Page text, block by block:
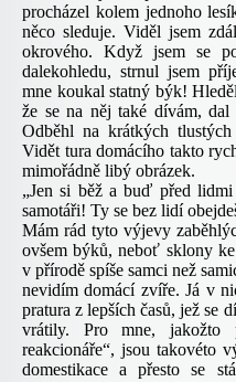
procházel kolem jednoho
něco sleduje. Viděl jsem
okrového. Když jsem se
dalekohledu, strnul jsem
mne koukal statný býk!
že se na něj také dívám,
Odběhl na krátkých
Vidět tura domácího takto
mimořádně libý obrázek.
„Jen si běž a buď před
samotáři! Ty se bez lidí
Mám rád tyto výjevy
ovšem býků, neboť sklony
v přírodě spíše samci než
nevidím domácí zvíře. Já v
pratura z lepších časů, jež se
vrátily. Pro mne, jakožto
reakcionáře“, jsou takovéto
domestikace a přesto se